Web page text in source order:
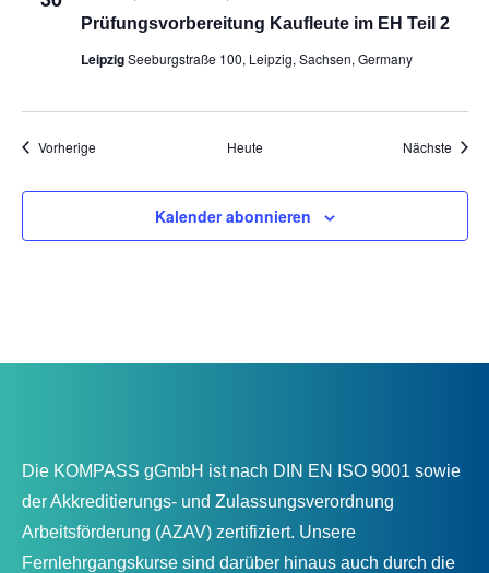
Prü­fungs­vor­be­rei­tung Kauf­leu­te im EH Teil 2
LeipzigSeeburgstraße 100, Leipzig, Sachsen, Germany
VorherigeVeranstaltungen Heute Nächste
Kalender abonnieren
Die KOMPASS gGmbH ist nach DIN EN ISO 9001 sowie
der Akkreditierungs- und Zulassungsverordnung
Arbeitsförderung (AZAV) zertifiziert. Unsere
Fernlehrgangskurse sind darüber hinaus auch durch die